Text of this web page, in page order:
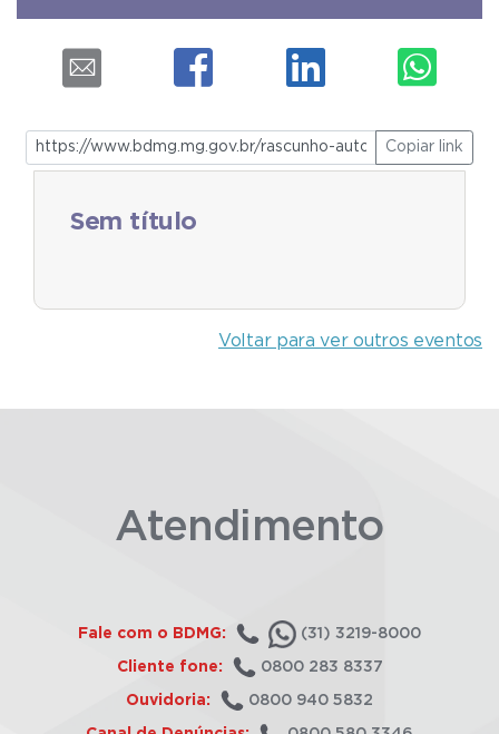
Copiar link
Sem título
Voltar para ver outros eventos
Atendimento
Fale com o BDMG: (31) 3219-8000
Cliente fone: 0800 283 8337
Ouvidoria: 0800 940 5832